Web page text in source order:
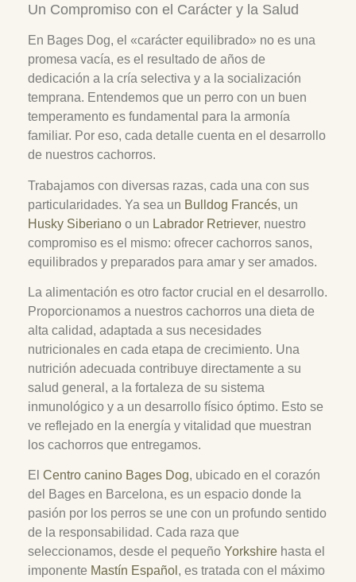
Un Compromiso con el Carácter y la Salud
En Bages Dog, el «carácter equilibrado» no es una
promesa vacía, es el resultado de años de
dedicación a la cría selectiva y a la socialización
temprana. Entendemos que un perro con un buen
temperamento es fundamental para la armonía
familiar. Por eso, cada detalle cuenta en el desarrollo
de nuestros cachorros.
Trabajamos con diversas razas, cada una con sus
particularidades. Ya sea un Bulldog Francés, un
Husky Siberiano o un Labrador Retriever, nuestro
compromiso es el mismo: ofrecer cachorros sanos,
equilibrados y preparados para amar y ser amados.
La alimentación es otro factor crucial en el desarrollo.
Proporcionamos a nuestros cachorros una dieta de
alta calidad, adaptada a sus necesidades
nutricionales en cada etapa de crecimiento. Una
nutrición adecuada contribuye directamente a su
salud general, a la fortaleza de su sistema
inmunológico y a un desarrollo físico óptimo. Esto se
ve reflejado en la energía y vitalidad que muestran
los cachorros que entregamos.
El Centro canino Bages Dog, ubicado en el corazón
del Bages en Barcelona, es un espacio donde la
pasión por los perros se une con un profundo sentido
de la responsabilidad. Cada raza que
seleccionamos, desde el pequeño Yorkshire hasta el
imponente Mastín Español , es tratada con el máximo